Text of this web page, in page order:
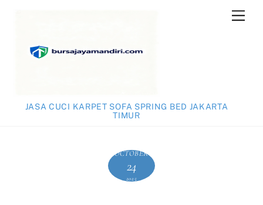
JASA CUCI KARPET SOFA SPRING BED JAKARTA
TIMUR
OCTOBER
24
2025